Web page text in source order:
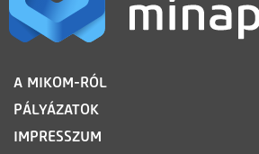
LÁBLÉC
A MIKOM-RÓL
PÁLYÁZATOK
IMPRESSZUM